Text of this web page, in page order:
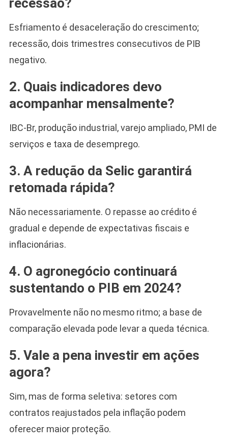
Esfriamento é desaceleração do crescimento;
recessão, dois trimestres consecutivos de PIB
negativo.
2. Quais indicadores devo
acompanhar mensalmente?
IBC-Br, produção industrial, varejo ampliado, PMI de
serviços e taxa de desemprego.
3. A redução da Selic garantirá
retomada rápida?
Não necessariamente. O repasse ao crédito é
gradual e depende de expectativas fiscais e
inflacionárias.
4. O agronegócio continuará
sustentando o PIB em 2024?
Provavelmente não no mesmo ritmo; a base de
comparação elevada pode levar a queda técnica.
5. Vale a pena investir em ações
agora?
Sim, mas de forma seletiva: setores com
contratos reajustados pela inflação podem
oferecer maior proteção.